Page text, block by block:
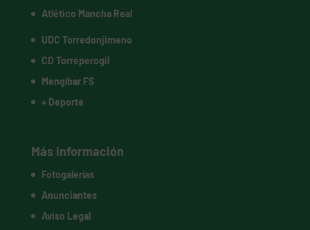
Atlético Mancha Real
UDC Torredonjimeno
CD Torreperogil
Mengíbar FS
+ Deporte
Más información
Fotogalerías
Anunciantes
Aviso Legal